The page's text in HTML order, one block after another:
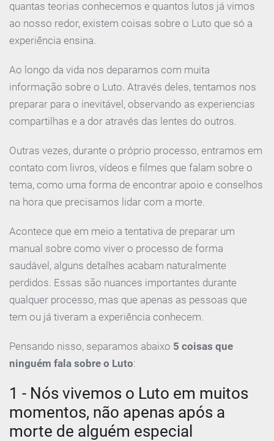
quantas teorias conhecemos e quantos lutos já vimos
ao nosso redor, existem coisas sobre o Luto que só a
experiência ensina.
Ao longo da vida nos deparamos com muita
informação sobre o Luto. Através deles, tentamos nos
preparar para o inevitável, observando as experiencias
compartilhas e a dor através das lentes do outros.
Outras vezes, durante o próprio processo, entramos em
contato com livros, vídeos e filmes que falam sobre o
tema, como uma forma de encontrar apoio e conselhos
na hora que precisamos lidar com a morte.
Acontece que em meio a tentativa de preparar um
manual sobre como viver o processo de forma
saudável, alguns detalhes acabam naturalmente
perdidos. Essas são nuances importantes durante
qualquer processo, mas que apenas as pessoas que
tem ou já tiveram a experiência conhecem.
Pensando nisso, separamos abaixo 5 coisas que
ninguém fala sobre o Luto:
1 - Nós vivemos o Luto em muitos
momentos, não apenas após a
morte de alguém especial